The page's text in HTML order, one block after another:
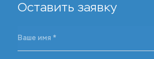
Оставить заявку